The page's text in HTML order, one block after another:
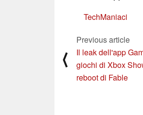
TechManiaci
⟨
Previous article
Il leak dell'app
giochi di Xbox
reboot di Fable